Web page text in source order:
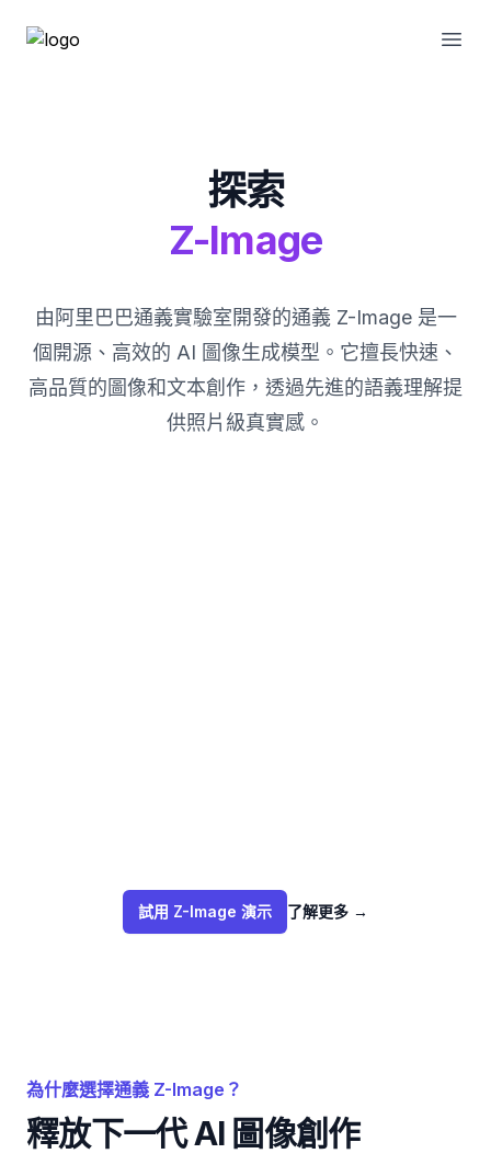
探索
Z-Image
由阿里巴巴通義實驗室開發的通義 Z-Image 是一
個開源、高效的 AI 圖像生成模型。它擅長快速、
高品質的圖像和文本創作，透過先進的語義理解提
供照片級真實感。
試用 Z-Image 演示 了解更多 →
為什麼選擇通義 Z-Image？
釋放下一代 AI 圖像創作